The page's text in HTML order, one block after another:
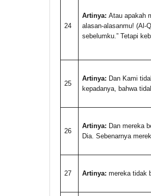
24
Artinya: Atau apakah
alasan-alasanmu! (Al-
sebelumku.” Tetapi
25
Artinya: Dan Kami
kepadanya, bahwa
26
Artinya: Dan mereka
Dia. Sebenarnya
27 Artinya: mereka tidak